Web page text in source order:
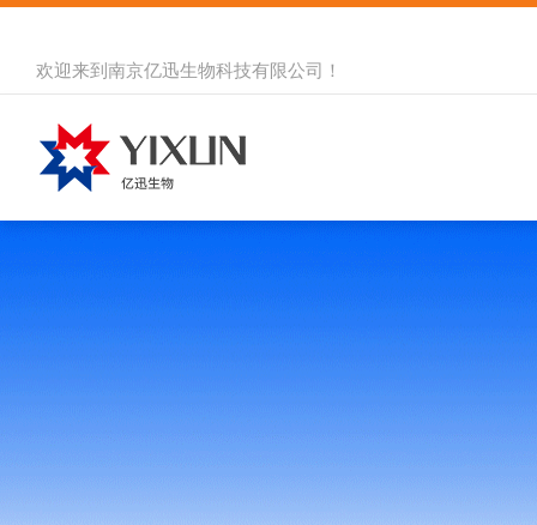
欢迎来到 南京亿迅生物科技有限公司 ！